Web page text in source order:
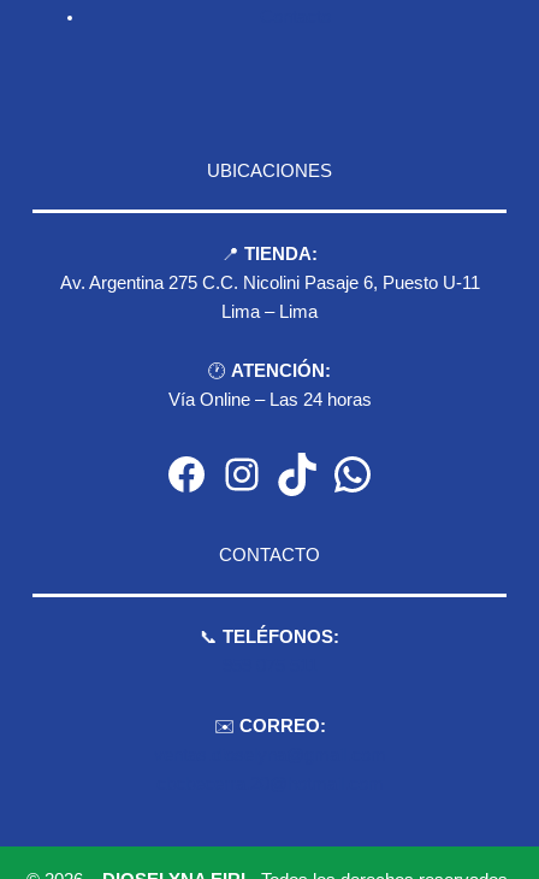
UBICACIONES
📍 TIENDA:
Av. Argentina 275 C.C. Nicolini Pasaje 6, Puesto U-11
Lima – Lima
🕐 ATENCIÓN:
Vía Online – Las 24 horas
Facebook Instagram TikTok WhatsApp
CONTACTO
📞 TELÉFONOS:
✉️ CORREO: